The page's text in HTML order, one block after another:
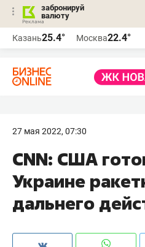
забронируй
валюту
Казань25.4° Москва22.4°
27 мая 2022, 07:30
CNN: США
Украине
дальнего